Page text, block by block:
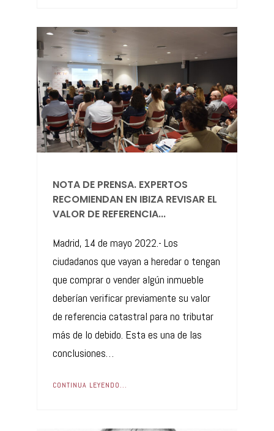
NOTA DE PRENSA. EXPERTOS
RECOMIENDAN EN IBIZA REVISAR EL
VALOR DE REFERENCIA...
Madrid, 14 de mayo 2022.- Los
ciudadanos que vayan a heredar o tengan
que comprar o vender algún inmueble
deberían verificar previamente su valor
de referencia catastral para no tributar
más de lo debido. Esta es una de las
conclusiones…
CONTINUA LEYENDO...